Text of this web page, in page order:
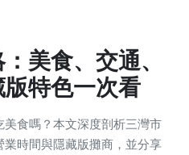
美食、交通、
特色一次看
食嗎？本文深度剖析三灣市
時間與隱藏版攤商，並分享